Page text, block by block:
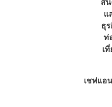
สิ
แ
ธุ
ท่
เ
เชฟแอ